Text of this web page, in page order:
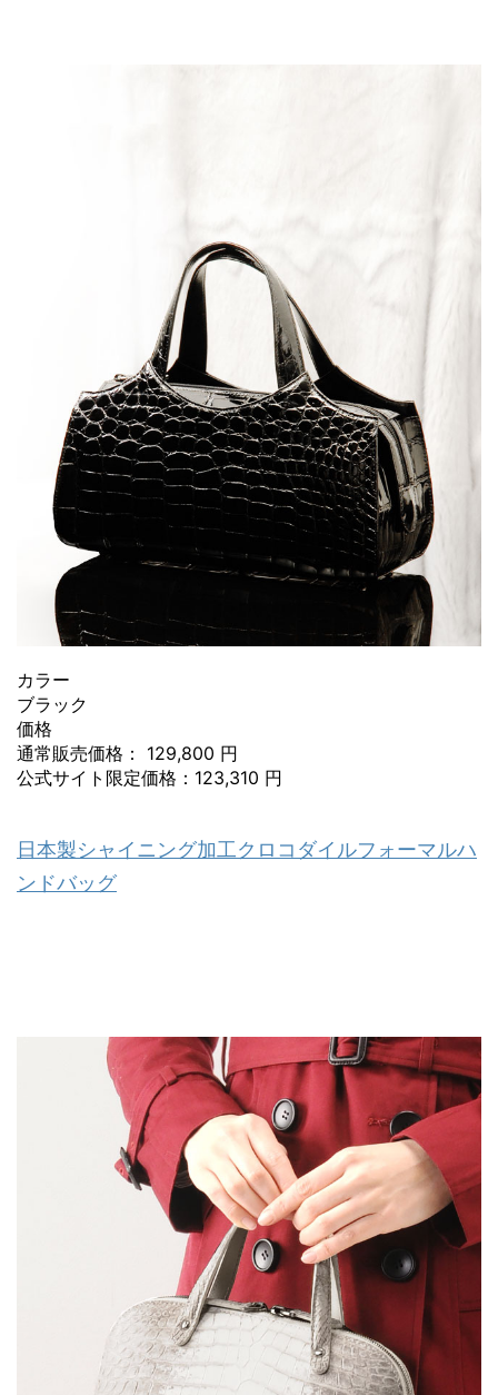
カラー
ブラック
価格
通常販売価格： 129,800 円
公式サイト限定価格：123,310 円
日本製シャイニング加工クロコダイルフォーマルハ
ンドバッグ